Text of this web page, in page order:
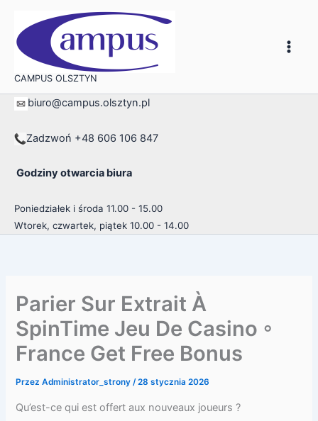
treści
CAMPUS OLSZTYN
biuro@campus.olsztyn.pl
Zadzwoń +48 606 106 847
Godziny otwarcia biura
Poniedziałek i środa 11.00 - 15.00
Wtorek, czwartek, piątek 10.00 - 14.00
Parier Sur Extrait À
SpinTime Jeu De Casino ◦
France Get Free Bonus
PrzezAdministrator_strony/28 stycznia 2026
Qu’est-ce qui est offert aux nouveaux joueurs ?